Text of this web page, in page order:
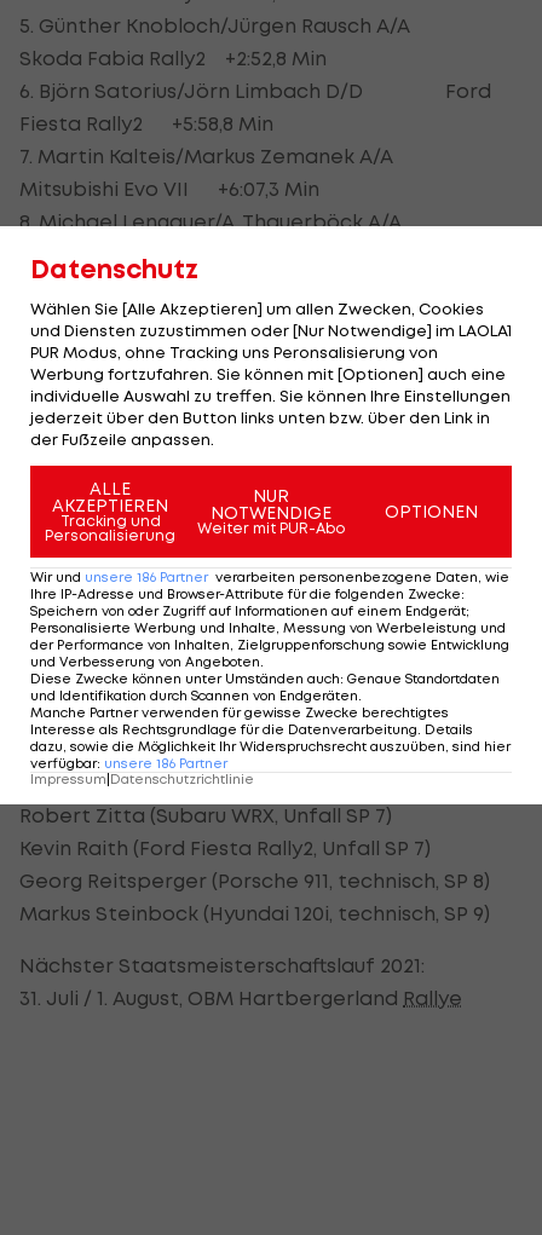
5. Günther Knobloch/Jürgen Rausch A/A
Skoda Fabia Rally2 +2:52,8 Min
6. Björn Satorius/Jörn Limbach D/D Ford
Fiesta Rally2 +5:58,8 Min
7. Martin Kalteis/Markus Zemanek A/A
Mitsubishi Evo VII +6:07,3 Min
8. Michael Lengauer/A. Thauerböck A/A
Subaru Impreza +6:38,5 Min
9. Christoph Zellhofer/Christina Ettel
A/A Suzuki ZMX +8:43,5 Min
10. Stefan Fritz/Klaus Ostermann A/A Skoda Fabia
S2000 +9:05,5 Min
Sonderprüfungsbestzeiten:
Simon Wagner 5
Erik Cais 5
Hermann Neubauer 4
Die wichtigsten Ausfälle:
Martin Rossgatterer (Ford Fiesta R4, Unfall SP 11)
Kris Rosenberger (Skoda Fabia Rally2, Unfall SP 1)
Daniel Mayer (Peugeot 208 R2, technisch, SP 3)
Hermann Neubauer (Ford Fiesta Rally2, Unfall SP 6)
Karl Wagner (Porsche 911, technisch, SP 6)
Riccardo Holzer (Mitsubishi Evo 6.5), technisch SP 7)
Robert Zitta (Subaru WRX, Unfall SP 7)
Kevin Raith (Ford Fiesta Rally2, Unfall SP 7)
Georg Reitsperger (Porsche 911, technisch, SP 8)
Markus Steinbock (Hyundai 120i, technisch, SP 9)
Nächster Staatsmeisterschaftslauf 2021:
31. Juli / 1. August, OBM Hartbergerland Rallye
Datenschutz
Wählen Sie [Alle Akzeptieren] um allen Zwecken, Cookies
und Diensten zuzustimmen oder [Nur Notwendige] im LAOLA1
PUR Modus, ohne Tracking uns Peronsalisierung von
Werbung fortzufahren. Sie können mit [Optionen] auch eine
individuelle Auswahl zu treffen. Sie können Ihre Einstellungen
jederzeit über den Button links unten bzw. über den Link in
der Fußzeile anpassen.
ALLE
AKZEPTIEREN
Tracking und
Personalisierung
NUR
NOTWENDIGE
Weiter mit PUR-Abo
OPTIONEN
Wir und unsere 186 Partner verarbeiten personenbezogene Daten, wie
Ihre IP-Adresse und Browser-Attribute für die folgenden Zwecke:
Speichern von oder Zugriff auf Informationen auf einem Endgerät;
Personalisierte Werbung und Inhalte, Messung von Werbeleistung und
der Performance von Inhalten, Zielgruppenforschung sowie Entwicklung
und Verbesserung von Angeboten.
Diese Zwecke können unter Umständen auch: Genaue Standortdaten
und Identifikation durch Scannen von Endgeräten.
Manche Partner verwenden für gewisse Zwecke berechtigtes
Interesse als Rechtsgrundlage für die Datenverarbeitung. Details
dazu, sowie die Möglichkeit Ihr Widerspruchsrecht auszuüben, sind hier
verfügbar: unsere 186 Partner
Impressum Datenschutzrichtlinie